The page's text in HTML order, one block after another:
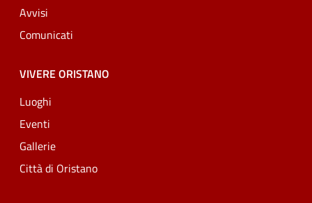
Avvisi
Comunicati
VIVERE ORISTANO
Luoghi
Eventi
Gallerie
Città di Oristano